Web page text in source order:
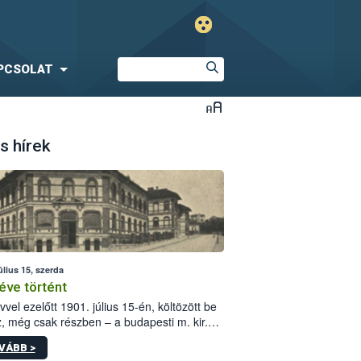
hírek
15, szerda
történt
ezelőtt 1901. július 15-én, költözött be
még csak részben – a budapesti m. kir.
állomás a Kis Rókus utca
alatti, Czigler Győző által tervezett új
>